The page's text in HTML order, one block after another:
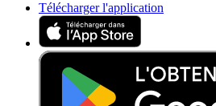
Télécharger l'application